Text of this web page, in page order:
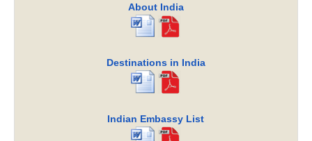
About India
Destinations in India
Indian Embassy List